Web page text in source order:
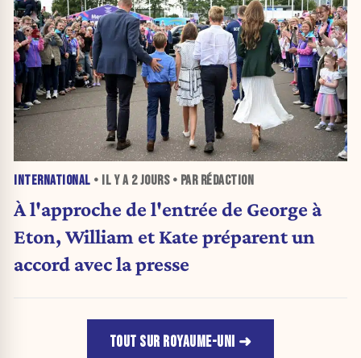
INTERNATIONAL • IL Y A 2 JOURS• PAR RÉDACTION
À l'approche de l'entrée de George à
Eton, William et Kate préparent un
accord avec la presse
TOUT SUR ROYAUME-UNI